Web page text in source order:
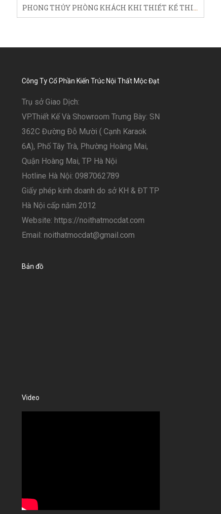
PHONG THỦY PHÒNG KHÁCH KHI THIẾT KẾ THI CÔNG NỘI THẤT CHUNG CƯ
Công Ty Cổ Phần Kiến Trúc Nội Thất Mộc Đạt
Trụ sở Giao Dịch:
VP.Thiết Kế Và Showroom Trưng Bày: SN
362C Đường Đỗ Mười ( Cạnh Karaok
6A), Phố Tây Trà, Phường Hoàng Mai,
Quận Hoàng Mai, TP Hà Nội
Hotline Hà Nội: 0987062789
Giấy phép kinh doanh do sở KH & ĐT TP
Hà Nội cấp năm 2012
Website: https://noithatmocdat.com
Email: noithatmocdat@gmail.com
Bản đồ
Video